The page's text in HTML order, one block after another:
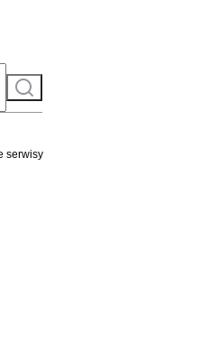
Szukaj
serwisy